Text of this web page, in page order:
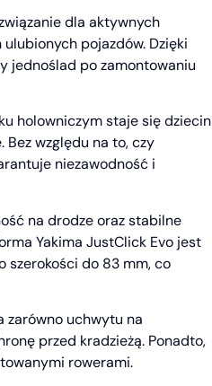
dla aktywnych
pojazdów. Dzięki
jednoślad po zamontowaniu
holowniczym staje się
względu na to, czy
niezawodność i
na drodze oraz stabilne
Yakima JustClick Evo jest
szerokości do 83 mm, co
zarówno uchwytu na
przed kradzieżą. Ponadto,
rowerami.